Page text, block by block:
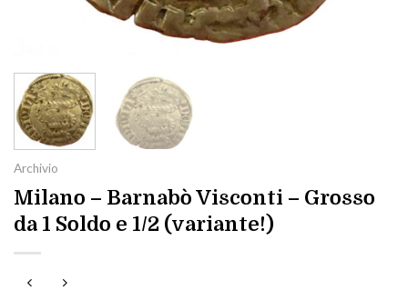
Archivio
Milano – Barnabò Visconti – Grosso
da 1 Soldo e 1/2 (variante!)